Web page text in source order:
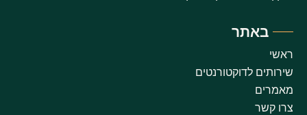
באתר
ראשי
שירותים לדוקטורנטים
מאמרים
צרו קשר